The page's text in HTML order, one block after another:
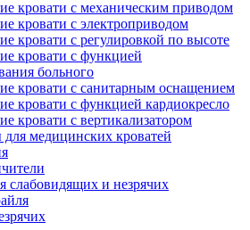
кровати с механическим приводом
кровати с электроприводом
кровати с регулировкой по высоте
кровати с функцией
больного
кровати с санитарным оснащением
кровати с функцией кардиокресло
кровати с вертикализатором
для медицинских кроватей
слабовидящих и незрячих